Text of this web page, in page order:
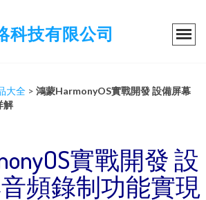
科技有限公司
大全 > 鴻蒙HarmonyOS實戰開發 設備屏幕
解
實戰開發 設
頻錄制功能實現